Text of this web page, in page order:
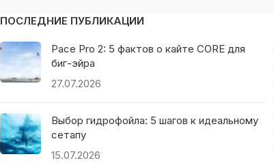
ПОСЛЕДНИЕ ПУБЛИКАЦИИ
Pace Pro 2: 5 фактов о кайте CORE для
биг-эйра
27.07.2026
Выбор гидрофойла: 5 шагов к идеальному
сетапу
15.07.2026